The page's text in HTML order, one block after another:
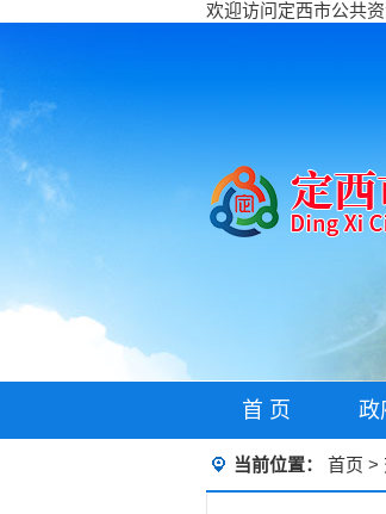
欢迎访问定西市公共资
首 页 政
当前位置： 首页 >